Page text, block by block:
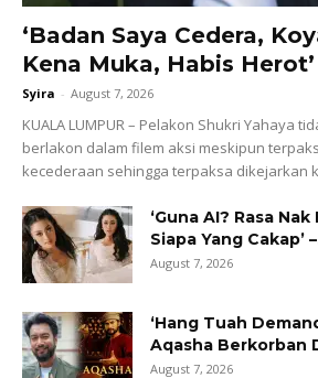
‘Badan Saya Cedera,
Kena Muka, Habis
Syira - August 7, 2026
KUALA LUMPUR – Pelakon Shukri Yahaya
berlakon dalam filem aksi meskipun
kecederaan sehingga terpaksa dikejarkan
‘Guna AI? Rasa
Siapa Yang Cakap’
August 7, 2026
‘Hang Tuah
Aqasha Berkorban
August 7, 2026